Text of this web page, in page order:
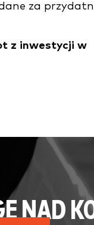
za
z inwestycji w
NAD